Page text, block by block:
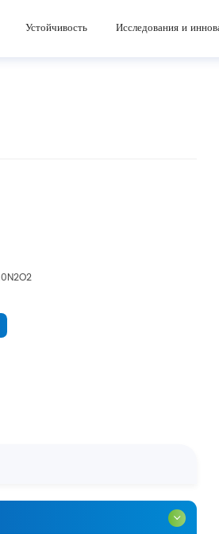
Устойчивость Исследования и
дополнения красоты